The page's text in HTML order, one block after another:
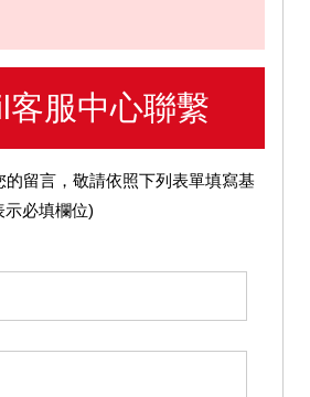
客服中心聯繫
的留言，敬請依照下列表單填寫基
示必填欄位)